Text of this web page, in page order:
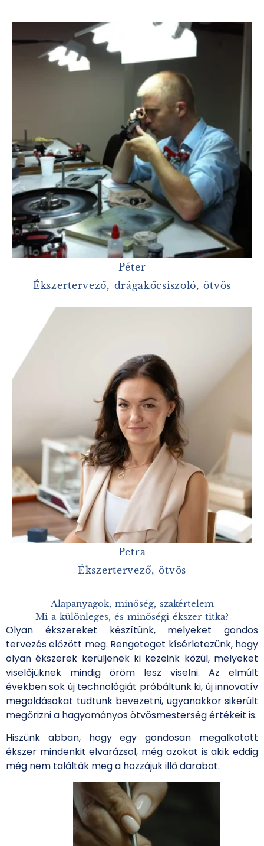
Péter
Ékszertervező, drágakőcsiszoló, ötvös
Petra
Ékszertervező, ötvös
Alapanyagok, minőség, szakértelem
Mi a különleges, és minőségi ékszer titka?
Olyan ékszereket készítünk, melyeket gondos
tervezés előzött meg. Rengeteget kísérletezünk, hogy
olyan ékszerek kerüljenek ki kezeink közül, melyeket
viselőjüknek mindig öröm lesz viselni. Az elmúlt
években sok új technológiát próbáltunk ki, új innovatív
megoldásokat tudtunk bevezetni, ugyanakkor sikerült
megőrizni a hagyományos ötvösmesterség értékeit is.
Hiszünk abban, hogy egy gondosan megalkotott
ékszer mindenkit elvarázsol, még azokat is akik eddig
még nem találták meg a hozzájuk illő darabot.